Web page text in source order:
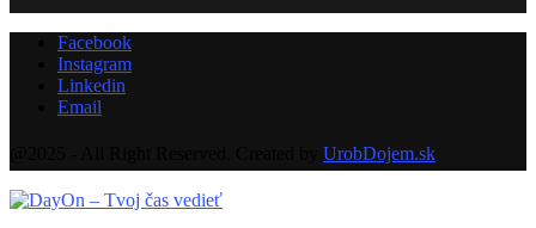
Facebook
Instagram
Linkedin
Email
UrobDojem.sk